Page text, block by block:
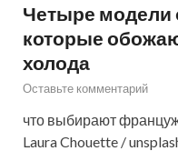
Четыре модели
которые
холода
Оставьте комментарий
что выбирают
Laura Chouette /